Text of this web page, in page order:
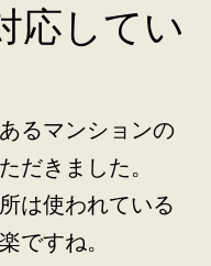
応してい
るマンションの
だきました。
は使われている
ですね。